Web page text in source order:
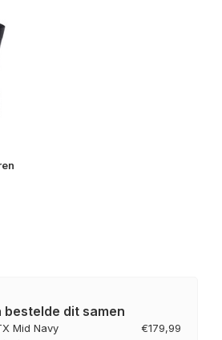
dit samen
Mid Navy
€179,99